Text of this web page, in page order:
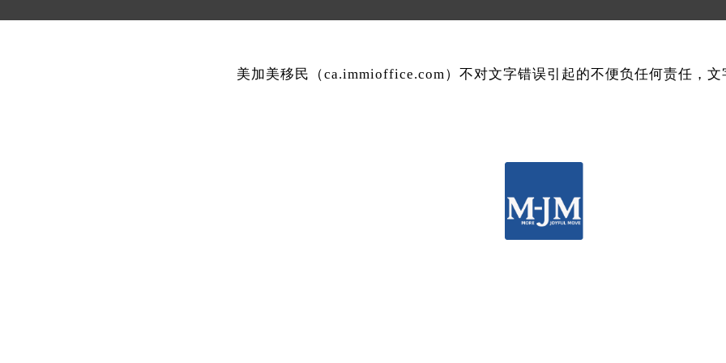
美加美移民（ca.immioffice.com）不对文字错误引起的不便负任何责任，文